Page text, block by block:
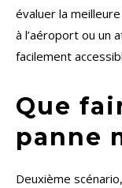
évaluer la
à l’aéroport ou un
facilement
Que
panne
Deuxième